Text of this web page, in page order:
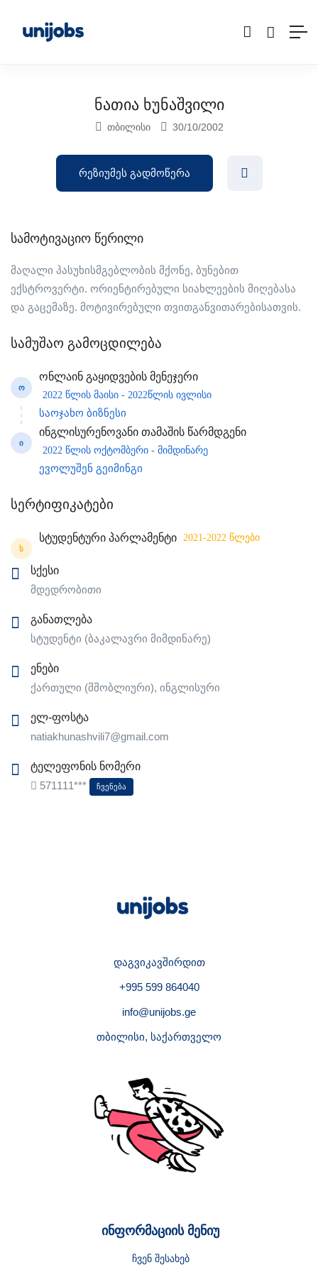
ნათია ხუნაშვილი
თბილისი 30/10/2002
რეზიუმეს გადმოწერა
სამოტივაციო წერილი
მაღალი პასუხისმგებლობის მქონე, ბუნებით
ექსტროვერტი. ორიენტირებული სიახლეების მიღებასა
და გაცემაზე. მოტივირებული თვითგანვითარებისათვის.
სამუშაო გამოცდილება
Ო
ონლაინ გაყიდვების მენეჯერი
2022 წლის მაისი - 2022წლის ივლისი
საოჯახო ბიზნესი
Ი
ინგლისურენოვანი თამაშის წარმდგენი
2022 წლის ოქტომბერი - მიმდინარე
ევოლუშენ გეიმინგი
სერტიფიკატები
Ს
სტუდენტური პარლამენტი 2021-2022 წლები
სქესი
მდედრობითი
განათლება
სტუდენტი (ბაკალავრი მიმდინარე)
ენები
ქართული (მშობლიური), ინგლისური
ელ-ფოსტა
natiakhunashvili7@gmail.com
ტელეფონის ნომერი
571111***
Ჩვენება
დაგვიკავშირდით
+995 599 864040
info@unijobs.ge
თბილისი, საქართველო
ინფორმაციის მენიუ
ჩვენ შესახებ